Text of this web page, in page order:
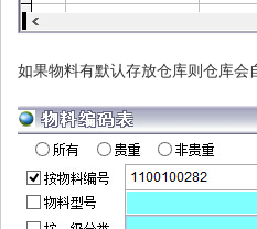
如果物料有默认存放仓库则仓库会